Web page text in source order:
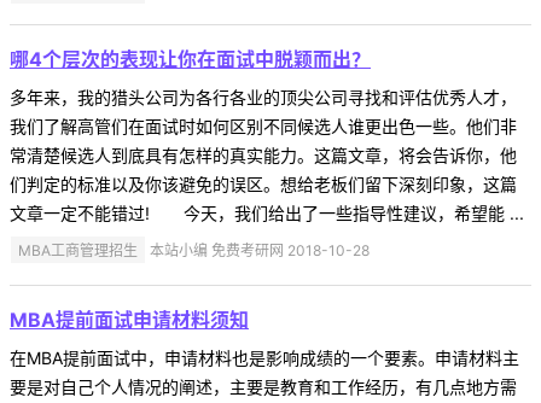
哪4个层次的表现让你在面试中脱颖而出？
多年来，我的猎头公司为各行各业的顶尖公司寻找和评估优秀人才，
我们了解高管们在面试时如何区别不同候选人谁更出色一些。他们非
常清楚候选人到底具有怎样的真实能力。这篇文章，将会告诉你，他
们判定的标准以及你该避免的误区。想给老板们留下深刻印象，这篇
文章一定不能错过! 今天，我们给出了一些指导性建议，希望能 ...
MBA工商管理招生 本站小编 免费考研网 2018-10-28
MBA提前面试申请材料须知
在MBA提前面试中，申请材料也是影响成绩的一个要素。申请材料主
要是对自己个人情况的阐述，主要是教育和工作经历，有几点地方需